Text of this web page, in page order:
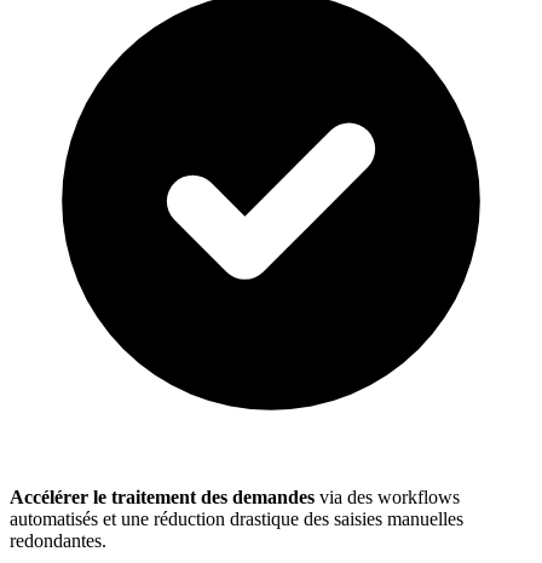
Accélérer le traitement des demandes via des workflows
automatisés et une réduction drastique des saisies manuelles
redondantes.